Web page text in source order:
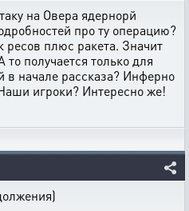
на Овера ядернорй
про ту операцию?
ресов плюс ракета. Значит
получается только для
в начале рассказа? Инферно
игроки? Интересно же!